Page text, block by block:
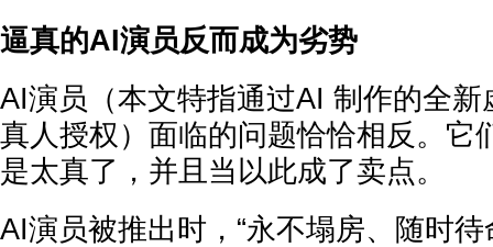
逼真的AI演员反而成为劣势
AI演员（本文特指通过AI 制作的全新
真人授权）面临的问题恰恰相反。它
是太真了，并且当以此成了卖点。
AI演员被推出时，“永不塌房、随时